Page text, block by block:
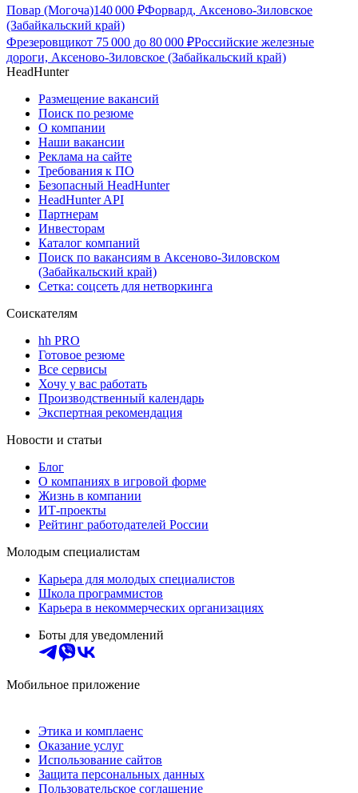
Повар (Могоча)140 000 ₽Форвард, Аксеново-Зиловское
(Забайкальский край)
Фрезеровщикот 75 000 до 80 000 ₽Российские железные
дороги, Аксеново-Зиловское (Забайкальский край)
HeadHunter
Размещение вакансий
Поиск по резюме
О компании
Наши вакансии
Реклама на сайте
Требования к ПО
Безопасный HeadHunter
HeadHunter API
Партнерам
Инвесторам
Каталог компаний
Поиск по вакансиям в Аксеново-Зиловском
(Забайкальский край)
Сетка: соцсеть для нетворкинга
Соискателям
hh PRO
Готовое резюме
Все сервисы
Хочу у вас работать
Производственный календарь
Экспертная рекомендация
Новости и статьи
Блог
О компаниях в игровой форме
Жизнь в компании
ИТ-проекты
Рейтинг работодателей России
Молодым специалистам
Карьера для молодых специалистов
Школа программистов
Карьера в некоммерческих организациях
Боты для уведомлений
Мобильное приложение
Этика и комплаенс
Оказание услуг
Использование сайтов
Защита персональных данных
Пользовательское соглашение